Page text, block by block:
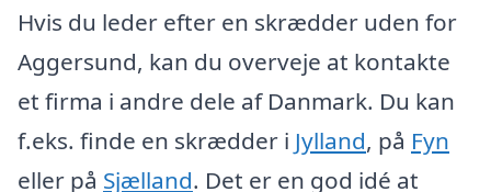
Hvis du leder efter en skrædder uden for
Aggersund, kan du overveje at kontakte
et firma i andre dele af Danmark. Du kan
f.eks. finde en skrædder i Jylland, på Fyn
eller på Sjælland. Det er en god idé at